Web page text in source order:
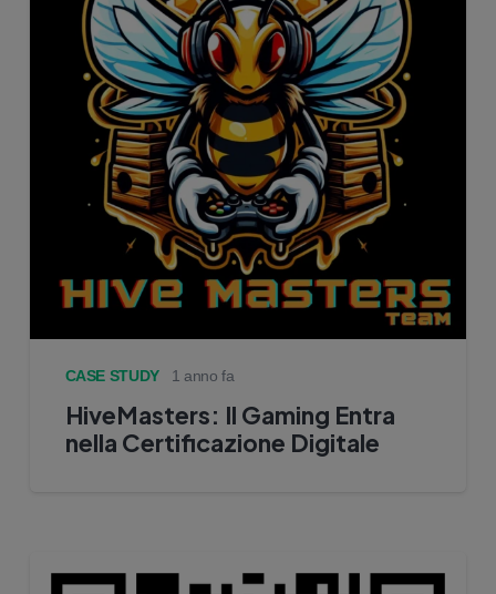
CASE STUDY 1 anno fa
HiveMasters: Il Gaming Entra
nella Certificazione Digitale